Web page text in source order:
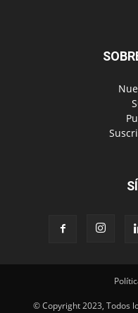
© Copyright 2023, Todos